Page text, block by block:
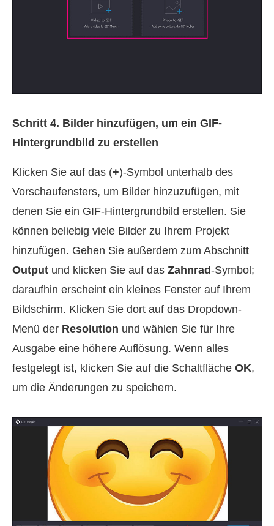
Schritt 4. Bilder hinzufügen, um ein GIF-
Hintergrundbild zu erstellen
Klicken Sie auf das (+)-Symbol unterhalb des
Vorschaufensters, um Bilder hinzuzufügen, mit
denen Sie ein GIF-Hintergrundbild erstellen. Sie
können beliebig viele Bilder zu Ihrem Projekt
hinzufügen. Gehen Sie außerdem zum Abschnitt
Output und klicken Sie auf das Zahnrad-Symbol;
daraufhin erscheint ein kleines Fenster auf Ihrem
Bildschirm. Klicken Sie dort auf das Dropdown-
Menü der Resolution und wählen Sie für Ihre
Ausgabe eine höhere Auflösung. Wenn alles
festgelegt ist, klicken Sie auf die Schaltfläche OK,
um die Änderungen zu speichern.